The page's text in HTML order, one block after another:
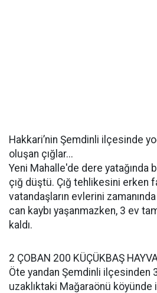
Hakkari’nin Şemdinli ilçesinde
oluşan çığlar...
Yeni Mahalle'de dere yatağında
çığ düştü. Çığ tehlikesini erken
vatandaşların evlerini
can kaybı yaşanmazken, 3 ev
kaldı.
2 ÇOBAN 200 KÜÇÜKBAŞ
Öte yandan Şemdinli ilçesinden
uzaklıktaki Mağaraönü köyünde